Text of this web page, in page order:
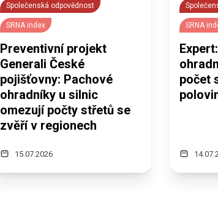
Společenská odpovědnost
SRNA index
Preventivní projekt
Generali České
pojišťovny: Pachové
ohradníky u silnic
omezují počty střetů se
zvěří v regionech
15.07.2026
SRNA
počet